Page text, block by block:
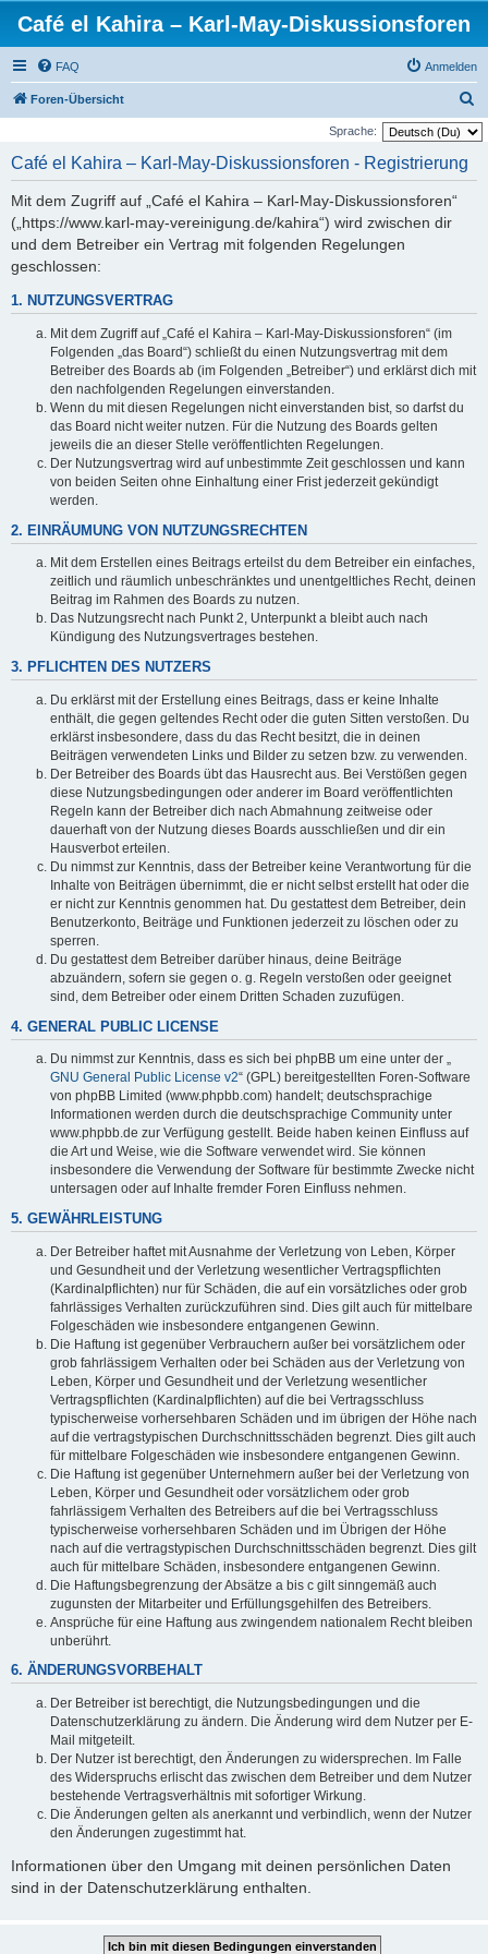
Café el Kahira – Karl-May-Diskussionsforen
FAQ Anmelden
Foren-Übersicht
u
Sprache:
Café el Kahira – Karl-May-Diskussionsforen - Registrierung
Mit dem Zugriff auf „Café el Kahira – Karl-May-Diskussionsforen“
(„https://www.karl-may-vereinigung.de/kahira“) wird zwischen dir
und dem Betreiber ein Vertrag mit folgenden Regelungen
geschlossen:
1. NUTZUNGSVERTRAG
Mit dem Zugriff auf „Café el Kahira – Karl-May-Diskussionsforen“ (im
Folgenden „das Board“) schließt du einen Nutzungsvertrag mit dem
Betreiber des Boards ab (im Folgenden „Betreiber“) und erklärst dich mit
den nachfolgenden Regelungen einverstanden.
Wenn du mit diesen Regelungen nicht einverstanden bist, so darfst du
das Board nicht weiter nutzen. Für die Nutzung des Boards gelten
jeweils die an dieser Stelle veröffentlichten Regelungen.
Der Nutzungsvertrag wird auf unbestimmte Zeit geschlossen und kann
von beiden Seiten ohne Einhaltung einer Frist jederzeit gekündigt
werden.
2. EINRÄUMUNG VON NUTZUNGSRECHTEN
Mit dem Erstellen eines Beitrags erteilst du dem Betreiber ein einfaches,
zeitlich und räumlich unbeschränktes und unentgeltliches Recht, deinen
Beitrag im Rahmen des Boards zu nutzen.
Das Nutzungsrecht nach Punkt 2, Unterpunkt a bleibt auch nach
Kündigung des Nutzungsvertrages bestehen.
3. PFLICHTEN DES NUTZERS
Du erklärst mit der Erstellung eines Beitrags, dass er keine Inhalte
enthält, die gegen geltendes Recht oder die guten Sitten verstoßen. Du
erklärst insbesondere, dass du das Recht besitzt, die in deinen
Beiträgen verwendeten Links und Bilder zu setzen bzw. zu verwenden.
Der Betreiber des Boards übt das Hausrecht aus. Bei Verstößen gegen
diese Nutzungsbedingungen oder anderer im Board veröffentlichten
Regeln kann der Betreiber dich nach Abmahnung zeitweise oder
dauerhaft von der Nutzung dieses Boards ausschließen und dir ein
Hausverbot erteilen.
Du nimmst zur Kenntnis, dass der Betreiber keine Verantwortung für die
Inhalte von Beiträgen übernimmt, die er nicht selbst erstellt hat oder die
er nicht zur Kenntnis genommen hat. Du gestattest dem Betreiber, dein
Benutzerkonto, Beiträge und Funktionen jederzeit zu löschen oder zu
sperren.
Du gestattest dem Betreiber darüber hinaus, deine Beiträge
abzuändern, sofern sie gegen o. g. Regeln verstoßen oder geeignet
sind, dem Betreiber oder einem Dritten Schaden zuzufügen.
4. GENERAL PUBLIC LICENSE
Du nimmst zur Kenntnis, dass es sich bei phpBB um eine unter der „
GNU General Public License v2“ (GPL) bereitgestellten Foren-Software
von phpBB Limited (www.phpbb.com) handelt; deutschsprachige
Informationen werden durch die deutschsprachige Community unter
www.phpbb.de zur Verfügung gestellt. Beide haben keinen Einfluss auf
die Art und Weise, wie die Software verwendet wird. Sie können
insbesondere die Verwendung der Software für bestimmte Zwecke nicht
untersagen oder auf Inhalte fremder Foren Einfluss nehmen.
5. GEWÄHRLEISTUNG
Der Betreiber haftet mit Ausnahme der Verletzung von Leben, Körper
und Gesundheit und der Verletzung wesentlicher Vertragspflichten
(Kardinalpflichten) nur für Schäden, die auf ein vorsätzliches oder grob
fahrlässiges Verhalten zurückzuführen sind. Dies gilt auch für mittelbare
Folgeschäden wie insbesondere entgangenen Gewinn.
Die Haftung ist gegenüber Verbrauchern außer bei vorsätzlichem oder
grob fahrlässigem Verhalten oder bei Schäden aus der Verletzung von
Leben, Körper und Gesundheit und der Verletzung wesentlicher
Vertragspflichten (Kardinalpflichten) auf die bei Vertragsschluss
typischerweise vorhersehbaren Schäden und im übrigen der Höhe nach
auf die vertragstypischen Durchschnittsschäden begrenzt. Dies gilt auch
für mittelbare Folgeschäden wie insbesondere entgangenen Gewinn.
Die Haftung ist gegenüber Unternehmern außer bei der Verletzung von
Leben, Körper und Gesundheit oder vorsätzlichem oder grob
fahrlässigem Verhalten des Betreibers auf die bei Vertragsschluss
typischerweise vorhersehbaren Schäden und im Übrigen der Höhe
nach auf die vertragstypischen Durchschnittsschäden begrenzt. Dies gilt
auch für mittelbare Schäden, insbesondere entgangenen Gewinn.
Die Haftungsbegrenzung der Absätze a bis c gilt sinngemäß auch
zugunsten der Mitarbeiter und Erfüllungsgehilfen des Betreibers.
Ansprüche für eine Haftung aus zwingendem nationalem Recht bleiben
unberührt.
6. ÄNDERUNGSVORBEHALT
Der Betreiber ist berechtigt, die Nutzungsbedingungen und die
Datenschutzerklärung zu ändern. Die Änderung wird dem Nutzer per E-
Mail mitgeteilt.
Der Nutzer ist berechtigt, den Änderungen zu widersprechen. Im Falle
des Widerspruchs erlischt das zwischen dem Betreiber und dem Nutzer
bestehende Vertragsverhältnis mit sofortiger Wirkung.
Die Änderungen gelten als anerkannt und verbindlich, wenn der Nutzer
den Änderungen zugestimmt hat.
Informationen über den Umgang mit deinen persönlichen Daten
sind in der Datenschutzerklärung enthalten.